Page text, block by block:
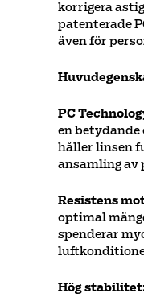
korrigera
patenterade
även för
PC
en betydande
håller linsen
ansamling av
Resistens
optimal
spenderar
Hög